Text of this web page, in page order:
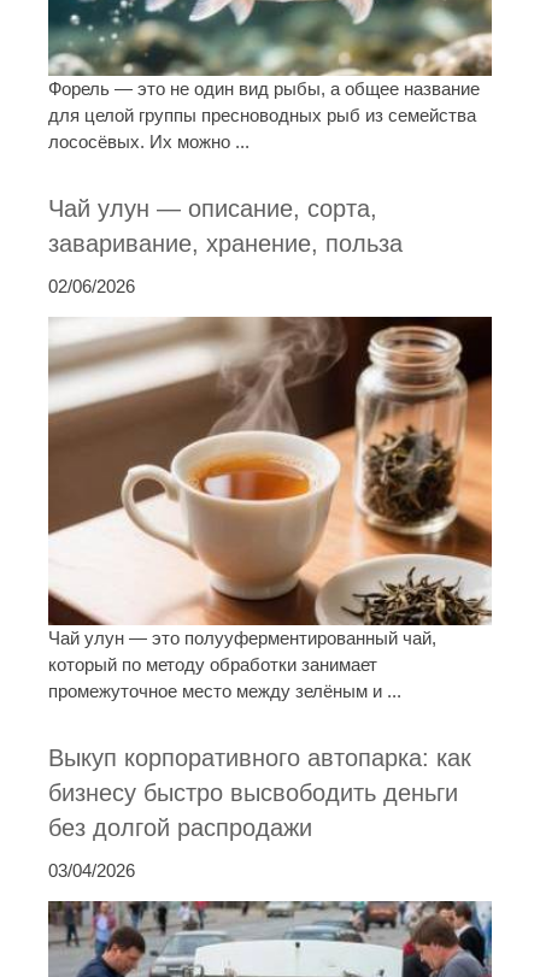
Форель — это не один вид рыбы, а общее название
для целой группы пресноводных рыб из семейства
лососёвых. Их можно ...
Чай улун — описание, сорта,
заваривание, хранение, польза
02/06/2026
Чай улун — это полууферментированный чай,
который по методу обработки занимает
промежуточное место между зелёным и ...
Выкуп корпоративного автопарка: как
бизнесу быстро высвободить деньги
без долгой распродажи
03/04/2026